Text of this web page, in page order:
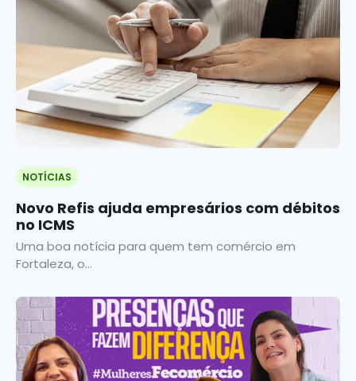
NOTÍCIAS
Novo Refis ajuda empresários com débitos
no ICMS
Uma boa notícia para quem tem comércio em
Fortaleza, o...